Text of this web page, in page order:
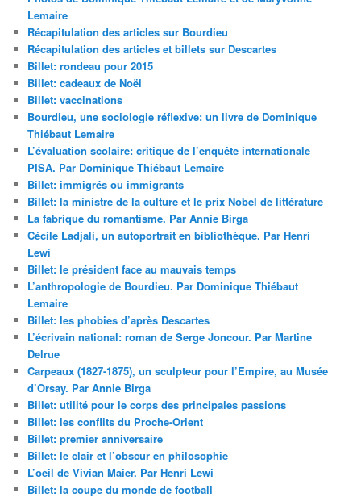
Lemaire
Récapitulation des articles sur Bourdieu
Récapitulation des articles et billets sur Descartes
Billet: rondeau pour 2015
Billet: cadeaux de Noël
Billet: vaccinations
Bourdieu, une sociologie réflexive: un livre de Dominique
Thiébaut Lemaire
L’évaluation scolaire: critique de l’enquête internationale
PISA. Par Dominique Thiébaut Lemaire
Billet: immigrés ou immigrants
Billet: la ministre de la culture et le prix Nobel de littérature
La fabrique du romantisme. Par Annie Birga
Cécile Ladjali, un autoportrait en bibliothèque. Par Henri
Lewi
Billet: le président face au mauvais temps
L’anthropologie de Bourdieu. Par Dominique Thiébaut
Lemaire
Billet: les phobies d’après Descartes
L’écrivain national: roman de Serge Joncour. Par Martine
Delrue
Carpeaux (1827-1875), un sculpteur pour l’Empire, au Musée
d’Orsay. Par Annie Birga
Billet: utilité pour le corps des principales passions
Billet: les conflits du Proche-Orient
Billet: premier anniversaire
Billet: le clair et l’obscur en philosophie
L’oeil de Vivian Maier. Par Henri Lewi
Billet: la coupe du monde de football